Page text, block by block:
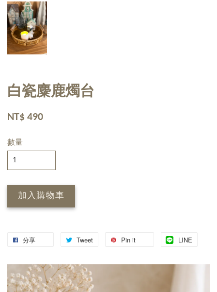
白瓷麋鹿燭台
NT$ 490
數量
加入購物車
分享 Tweet Pin it LINE